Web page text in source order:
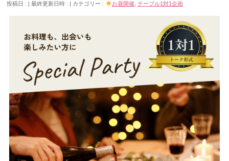
投稿日 : 最終更新日時 : カテゴリー : お昼開催, テーブル1対1企画